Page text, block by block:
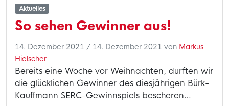
Aktuelles
So sehen Gewinner aus!
14. Dezember 2021 / 14. Dezember 2021 von Markus
Hielscher
Bereits eine Woche vor Weihnachten, durften wir
die glücklichen Gewinner des diesjährigen Bürk-
Kauffmann SERC-Gewinnspiels bescheren…